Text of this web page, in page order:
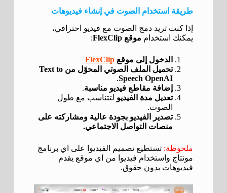
طريقة استخدام الصوت في إنشاء فيديوهات
إذا كنت تريد دمج الصوت مع فيديو احترافي،
يمكنك استخدام موقع FlexClip :
الدخول إلى موقع FlexClip
تحميل الملف الصوتي المحوّل من Text to
Speech OpenAI
.
إضافة مقاطع فيديو مناسبة.
تعديل مدة الفيديو لتتناسب مع طول
الصوت.
تصدير الفيديو بجودة عالية ومشاركته على
منصات التواصل الاجتماعي.
ملحوظة: تستطيع تصميم الفيديوا على اي برنامج
مونتاج واستخدام فيديوا من اي موقع يقدم
فيديوهات بدون حقوق.